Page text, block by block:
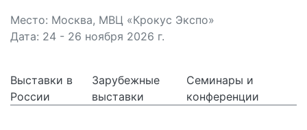
Место: Москва, МВЦ «Крокус Экспо»
Дата: 24 - 26 ноября 2026 г.
Выставки в
России
Зарубежные
выставки
Семинары и
конференции